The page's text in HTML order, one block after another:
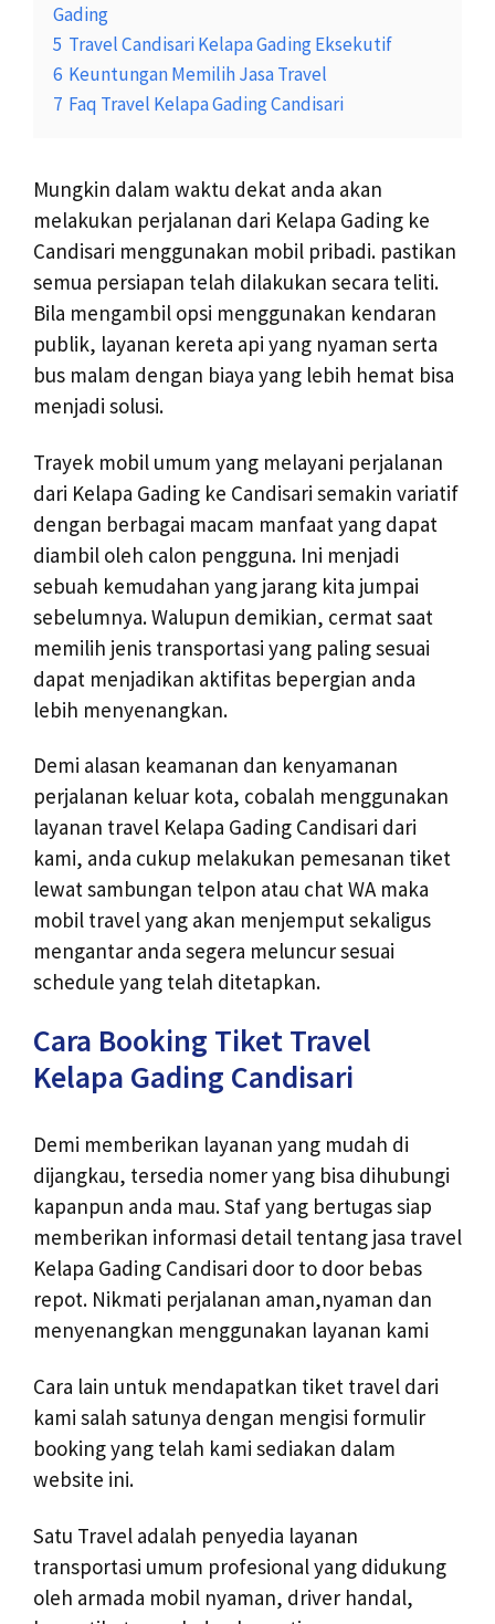
Gading
5 Travel Candisari Kelapa Gading Eksekutif
6 Keuntungan Memilih Jasa Travel
7 Faq Travel Kelapa Gading Candisari
Mungkin dalam waktu dekat anda akan
melakukan perjalanan dari Kelapa Gading ke
Candisari menggunakan mobil pribadi. pastikan
semua persiapan telah dilakukan secara teliti.
Bila mengambil opsi menggunakan kendaran
publik, layanan kereta api yang nyaman serta
bus malam dengan biaya yang lebih hemat bisa
menjadi solusi.
Trayek mobil umum yang melayani perjalanan
dari Kelapa Gading ke Candisari semakin variatif
dengan berbagai macam manfaat yang dapat
diambil oleh calon pengguna. Ini menjadi
sebuah kemudahan yang jarang kita jumpai
sebelumnya. Walupun demikian, cermat saat
memilih jenis transportasi yang paling sesuai
dapat menjadikan aktifitas bepergian anda
lebih menyenangkan.
Demi alasan keamanan dan kenyamanan
perjalanan keluar kota, cobalah menggunakan
layanan travel Kelapa Gading Candisari dari
kami, anda cukup melakukan pemesanan tiket
lewat sambungan telpon atau chat WA maka
mobil travel yang akan menjemput sekaligus
mengantar anda segera meluncur sesuai
schedule yang telah ditetapkan.
Cara Booking Tiket Travel
Kelapa Gading Candisari
Demi memberikan layanan yang mudah di
dijangkau, tersedia nomer yang bisa dihubungi
kapanpun anda mau. Staf yang bertugas siap
memberikan informasi detail tentang jasa travel
Kelapa Gading Candisari door to door bebas
repot. Nikmati perjalanan aman,nyaman dan
menyenangkan menggunakan layanan kami
Cara lain untuk mendapatkan tiket travel dari
kami salah satunya dengan mengisi formulir
booking yang telah kami sediakan dalam
website ini.
Satu Travel adalah penyedia layanan
transportasi umum profesional yang didukung
oleh armada mobil nyaman, driver handal,